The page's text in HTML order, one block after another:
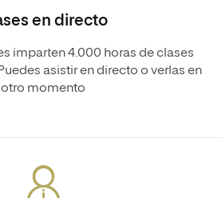
en directo
imparten 4.000 horas de clases
asistir en directo o verlas en
otro momento